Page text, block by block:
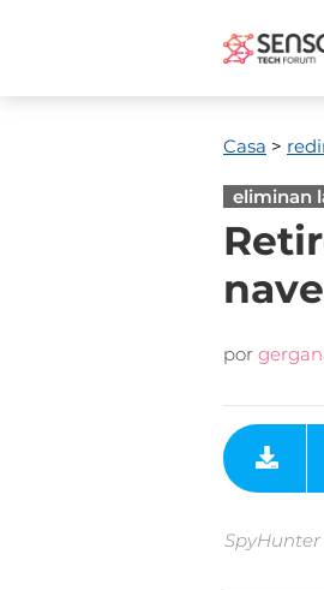
Casa >
eliminan
por